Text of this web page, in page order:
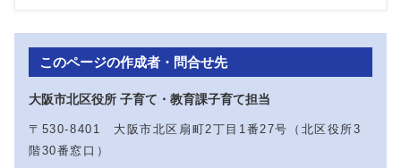
このページの作成者・問合せ先
大阪市北区役所 子育て・教育課子育て担当
〒530-8401 大阪市北区扇町2丁目1番27号（北区役所3
階30番窓口）